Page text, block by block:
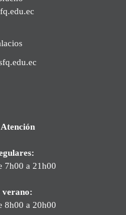
7h00 a 21h00
verano:
8h00 a 20h00